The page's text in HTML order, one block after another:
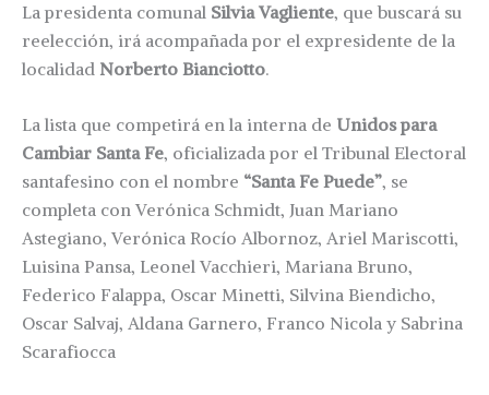
La presidenta comunal Silvia Vagliente, que buscará su
reelección, irá acompañada por el expresidente de la
localidad Norberto Bianciotto.
La lista que competirá en la interna de Unidos para
Cambiar Santa Fe, oficializada por el Tribunal Electoral
santafesino con el nombre “Santa Fe Puede”, se
completa con Verónica Schmidt, Juan Mariano
Astegiano, Verónica Rocío Albornoz, Ariel Mariscotti,
Luisina Pansa, Leonel Vacchieri, Mariana Bruno,
Federico Falappa, Oscar Minetti, Silvina Biendicho,
Oscar Salvaj, Aldana Garnero, Franco Nicola y Sabrina
Scarafiocca